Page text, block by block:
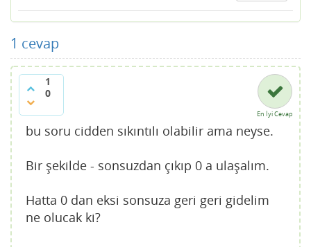
1 cevap
1
0
En İyi Cevap
bu soru cidden sıkıntılı olabilir ama neyse.
Bir şekilde - sonsuzdan çıkıp 0 a ulaşalım.
Hatta 0 dan eksi sonsuza geri geri gidelim
ne olucak ki?